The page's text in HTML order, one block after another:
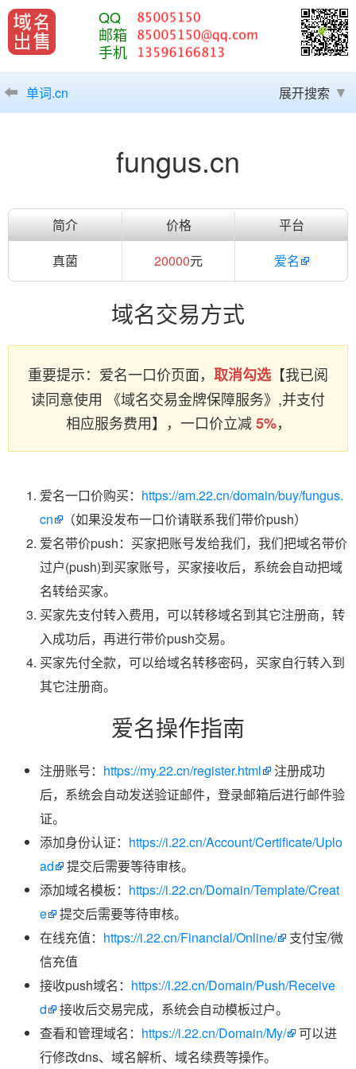
QQ
邮箱
手机
单词.cn 展开搜索
fungus.cn
简介 价格
平台
真菌
20000元 爱名
域名交易方式
重要提示：爱名一口价页面， 取消勾选 【我已阅
读同意使用 《域名交易金牌保障服务》,并支付
相应服务费用】，一口价立减5%，
爱名一口价购买： https://am.22.cn/domain/buy/fungus.
cn
（如果没发布一口价请联系我们带价push）
爱名带价push：买家把账号发给我们，我们把域名带价
过户(push)到买家账号，买家接收后，系统会自动把域
名转给买家。
买家先支付转入费用，可以转移域名到其它注册商，转
入成功后，再进行带价push交易。
买家先付全款，可以给域名转移密码，买家自行转入到
其它注册商。
爱名操作指南
注册账号： https://my.22.cn/register.html
注册成功
后，系统会自动发送验证邮件，登录邮箱后进行邮件验
证。
添加身份认证： https://i.22.cn/Account/Certificate/Uplo
ad
提交后需要等待审核。
添加域名模板： https://i.22.cn/Domain/Template/Creat
e
提交后需要等待审核。
在线充值： https://i.22.cn/Financial/Online/
支付宝/微
信充值
接收push域名： https://i.22.cn/Domain/Push/Receive
d
接收后交易完成，系统会自动模板过户。
查看和管理域名： https://i.22.cn/Domain/My/
可以进
行修改dns、域名解析、域名续费等操作。